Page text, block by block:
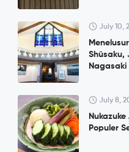
July 10,
Shūsaku,
Nagasaki
July 8,
Populer